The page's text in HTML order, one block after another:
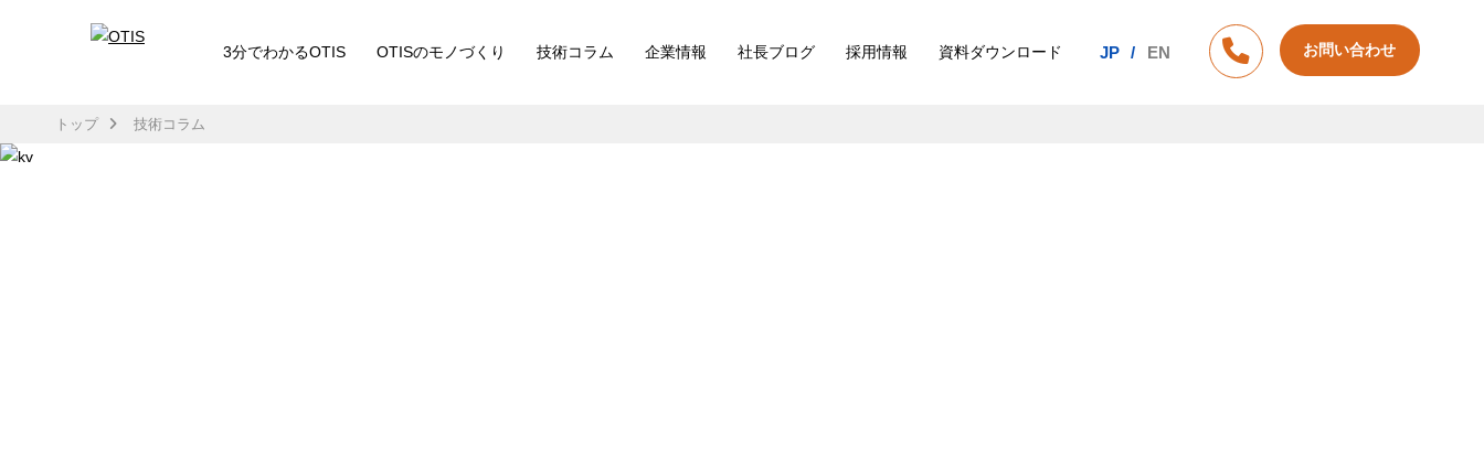
3分でわかるOTIS OTISのモノづくり 技術コラム 企業情報 社長ブログ 採用情報 資料ダウンロード JP EN お問い合わせ
トップ 技術コラム